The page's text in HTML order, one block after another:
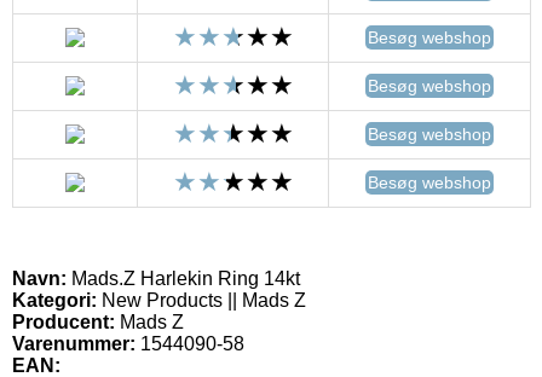
Besøg webshop
Besøg webshop
Besøg webshop
Besøg webshop
Navn: Mads.Z Harlekin Ring 14kt
Kategori: New Products || Mads Z
Producent: Mads Z
Varenummer: 1544090-58
EAN: